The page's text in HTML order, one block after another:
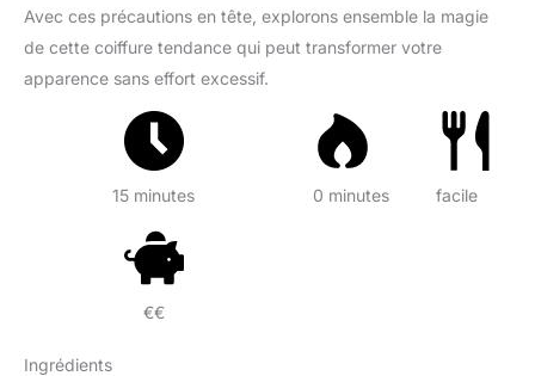
Avec ces précautions en tête, explorons ensemble la magie
de cette coiffure tendance qui peut transformer votre
apparence sans effort excessif.
15 minutes 0 minutes facile
€€
Ingrédients